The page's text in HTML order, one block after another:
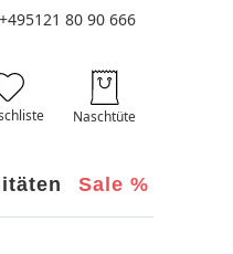
+495121 80 90 666
Naschtüte
Sale %